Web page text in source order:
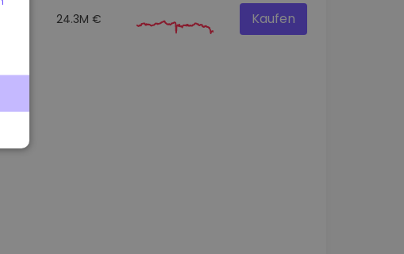
24.3M € Kaufen